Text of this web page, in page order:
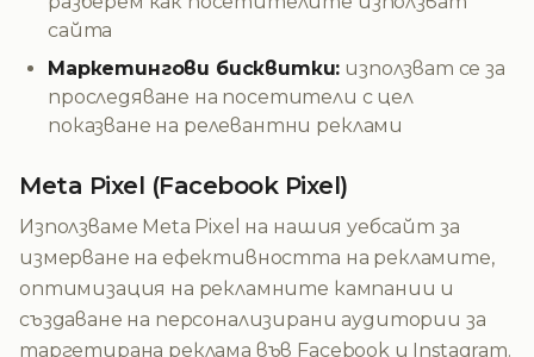
сайта
Маркетингови бисквитки: използват се за
проследяване на посетители с цел
показване на релевантни реклами
Meta Pixel (Facebook Pixel)
Използваме Meta Pixel на нашия уебсайт за
измерване на ефективността на рекламите,
оптимизация на рекламните кампании и
създаване на персонализирани аудитории за
таргетирана реклама във Facebook и Instagram.